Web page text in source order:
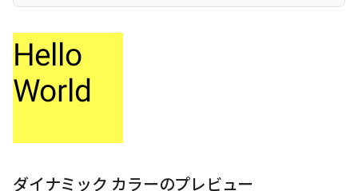
ダイナミック カラーのプレビュー